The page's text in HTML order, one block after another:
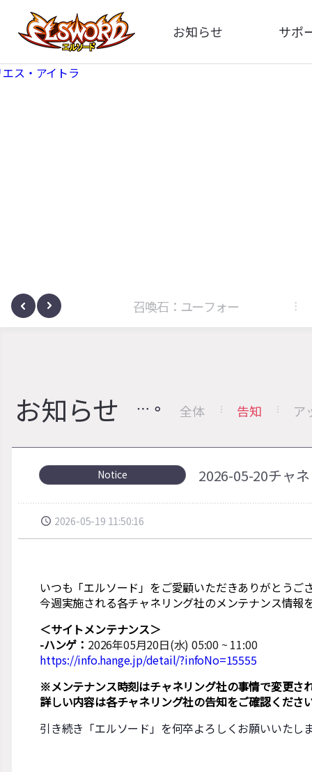
お知らせ
全体
サポ
サノヴァ 召喚石：ユーフォー
お知らせ 全体 告知 ア
Notice 2026-05-20チャ
2026-05-19 11:50:16
いつも「エルソード」をご愛顧いただきありがとうご
今週実施される各チャネリング社のメンテナンス情報
＜サイトメンテナンス＞
-ハンゲ： 2026年05月20日(水) 05:00 ~ 11:00
https://info.hange.jp/detail/?infoNo=15555
※メンテナンス時刻はチャネリング社の事情で変更さ
詳しい内容は各チャネリング社の告知をご確認くださ
引き続き「エルソード」を何卒よろしくお願いいたし